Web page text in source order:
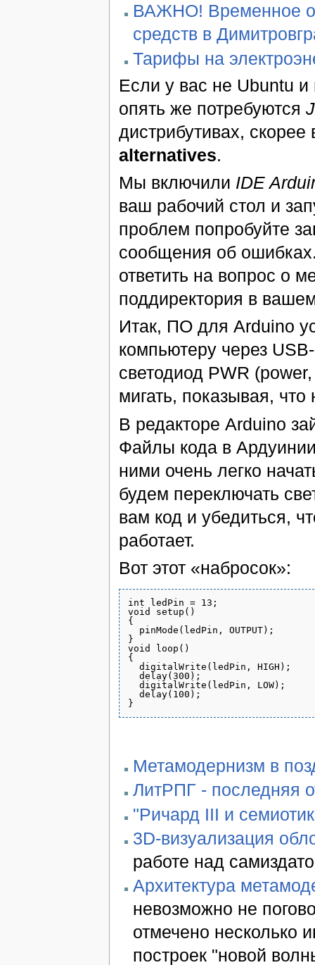
ВАЖНО! Временное
средств в
Тарифы на
Если у вас не Ubuntu и
опять же потребуются
дистрибутивах,
alternatives.
Мы включили IDE
ваш рабочий стол и
проблем попробуйте
сообщения об
ответить на вопрос о
поддиректория в
Итак, ПО для Arduino
компьютеру через
светодиод PWR
мигать, показывая,
В редакторе Arduino
Файлы кода в
ними очень легко
будем переключать
вам код и убедиться,
работает.
Вот этот «набросок»:
int ledPin = 13;
void setup()
{
  pinMode(ledPin, OUTPUT);
}
void loop()
{
  digitalWrite(ledPin, HIGH);
  delay(300);
  digitalWrite(ledPin, LOW);
  delay(100);
Метамодернизм в
ЛитРПГ - последняя
"Ричард III и
3D-визуализация
работе над
Архитектура
невозможно не
отмечено несколько
построек "новой